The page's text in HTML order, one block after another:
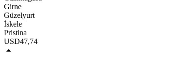
Girne
Güzelyurt
İskele
Pristina
USD47,74